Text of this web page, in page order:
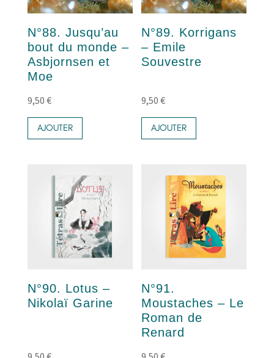
N°88. Jusqu’au
bout du monde –
Asbjornsen et
Moe
9,50 €
AJOUTER
N°89. Korrigans
– Emile
Souvestre
9,50€
AJOUTER
N°90. Lotus –
Nikolaï Garine
N°91.
Moustaches – Le
Roman de
Renard